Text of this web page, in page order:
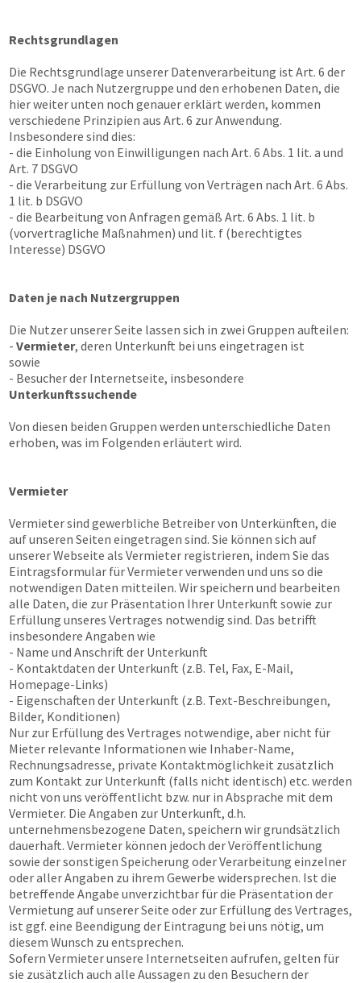
Rechtsgrundlagen
Die Rechtsgrundlage unserer Datenverarbeitung ist Art. 6 der
DSGVO. Je nach Nutzergruppe und den erhobenen Daten, die
hier weiter unten noch genauer erklärt werden, kommen
verschiedene Prinzipien aus Art. 6 zur Anwendung.
Insbesondere sind dies:
- die Einholung von Einwilligungen nach Art. 6 Abs. 1 lit. a und
Art. 7 DSGVO
- die Verarbeitung zur Erfüllung von Verträgen nach Art. 6 Abs.
1 lit. b DSGVO
- die Bearbeitung von Anfragen gemäß Art. 6 Abs. 1 lit. b
(vorvertragliche Maßnahmen) und lit. f (berechtigtes
Interesse) DSGVO
Daten je nach Nutzergruppen
Die Nutzer unserer Seite lassen sich in zwei Gruppen aufteilen:
- Vermieter, deren Unterkunft bei uns eingetragen ist
sowie
- Besucher der Internetseite, insbesondere
Unterkunftssuchende
Von diesen beiden Gruppen werden unterschiedliche Daten
erhoben, was im Folgenden erläutert wird.
Vermieter
Vermieter sind gewerbliche Betreiber von Unterkünften, die
auf unseren Seiten eingetragen sind. Sie können sich auf
unserer Webseite als Vermieter registrieren, indem Sie das
Eintragsformular für Vermieter verwenden und uns so die
notwendigen Daten mitteilen. Wir speichern und bearbeiten
alle Daten, die zur Präsentation Ihrer Unterkunft sowie zur
Erfüllung unseres Vertrages notwendig sind. Das betrifft
insbesondere Angaben wie
- Name und Anschrift der Unterkunft
- Kontaktdaten der Unterkunft (z.B. Tel, Fax, E-Mail,
Homepage-Links)
- Eigenschaften der Unterkunft (z.B. Text-Beschreibungen,
Bilder, Konditionen)
Nur zur Erfüllung des Vertrages notwendige, aber nicht für
Mieter relevante Informationen wie Inhaber-Name,
Rechnungsadresse, private Kontaktmöglichkeit zusätzlich
zum Kontakt zur Unterkunft (falls nicht identisch) etc. werden
nicht von uns veröffentlicht bzw. nur in Absprache mit dem
Vermieter. Die Angaben zur Unterkunft, d.h.
unternehmensbezogene Daten, speichern wir grundsätzlich
dauerhaft. Vermieter können jedoch der Veröffentlichung
sowie der sonstigen Speicherung oder Verarbeitung einzelner
oder aller Angaben zu ihrem Gewerbe widersprechen. Ist die
betreffende Angabe unverzichtbar für die Präsentation der
Vermietung auf unserer Seite oder zur Erfüllung des Vertrages,
ist ggf. eine Beendigung der Eintragung bei uns nötig, um
diesem Wunsch zu entsprechen.
Sofern Vermieter unsere Internetseiten aufrufen, gelten für
sie zusätzlich auch alle Aussagen zu den Besuchern der